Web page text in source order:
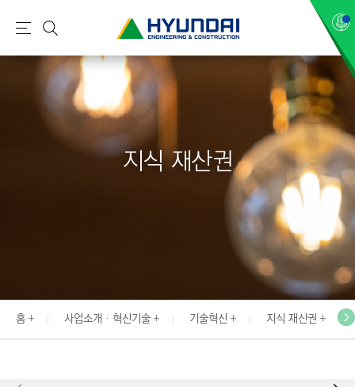
현
건
설
(
H
Y
E
N
메
뉴
검
색
지식 재산권
홈 사업소개 · 혁신기술 기술혁신 지식 재산권